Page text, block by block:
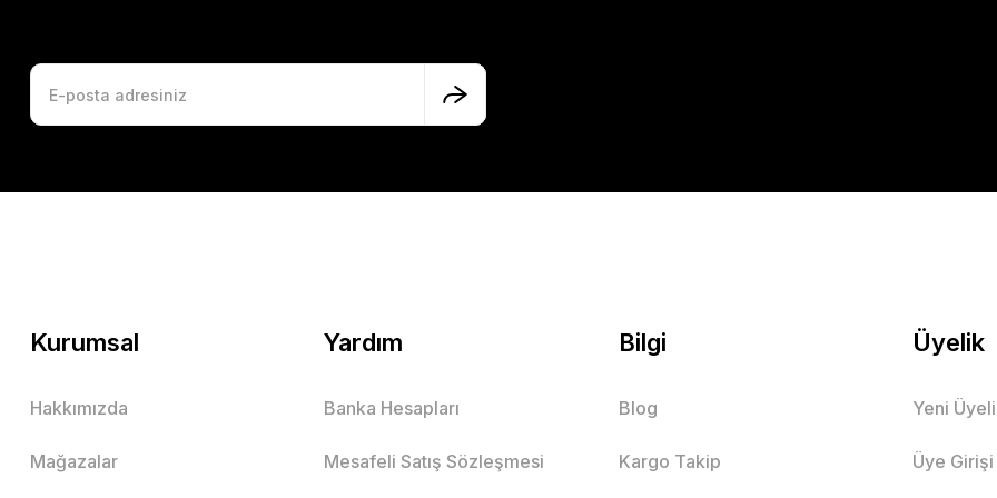
Kurumsal
Hakkımızda
Mağazalar
Yardım
Banka Hesapları
Mesafeli Satış Sözleşmesi
Bilgi
Blog
Kargo Takip
Üyelik
Yeni
Üye Girişi